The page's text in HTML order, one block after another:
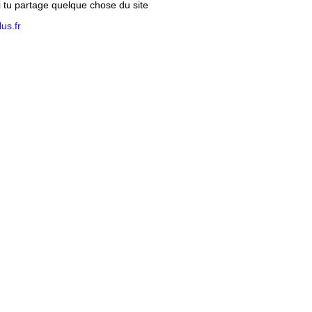
partage quelque chose du site